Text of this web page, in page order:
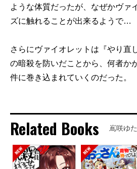
ような体質だったが、なぜかヴァ
ズに触れることが出来るようで…
さらにヴァイオレットは『やり直
の暗殺を防いだことから、何者か
件に巻き込まれていくのだった。
Related Books 嶌咲ゆ